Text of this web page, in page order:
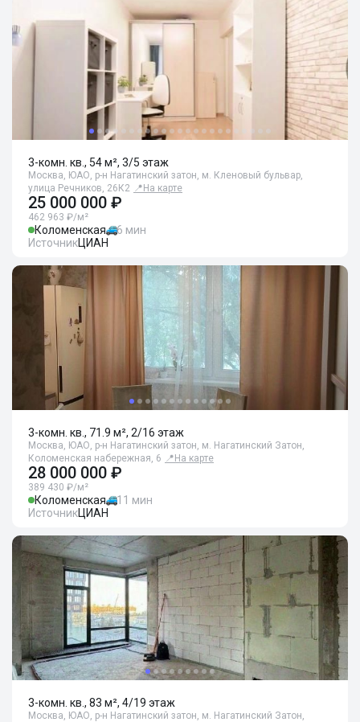
3-комн. кв., 54 м², 3/5 этаж
Москва, ЮАО, р-н Нагатинский затон, м. Кленовый бульвар,
улица Речников, 26К2 📍 На карте
25 000 000 ₽
462 963 ₽/м²
Коломенская
6 мин
ИсточникЦИАН
3-комн. кв., 71.9 м², 2/16 этаж
Москва, ЮАО, р-н Нагатинский затон, м. Нагатинский Затон,
Коломенская набережная, 6 📍 На карте
28 000 000 ₽
389 430 ₽/м²
Коломенская
11 мин
ИсточникЦИАН
3-комн. кв., 83 м², 4/19 этаж
Москва, ЮАО, р-н Нагатинский затон, м. Нагатинский Затон,